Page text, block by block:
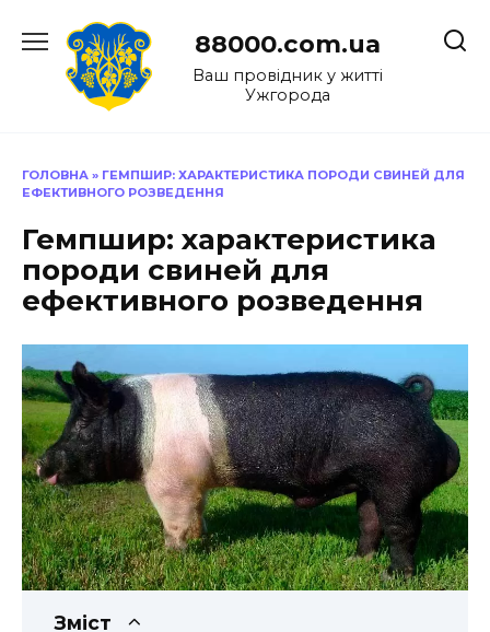
до
88000.com.ua
Ваш провідник у житті
Ужгорода
ГОЛОВНА » ГЕМПШИР: ХАРАКТЕРИСТИКА ПОРОДИ СВИНЕЙ ДЛЯ
ЕФЕКТИВНОГО РОЗВЕДЕННЯ
Гемпшир: характеристика
породи свиней для
ефективного розведення
Зміст